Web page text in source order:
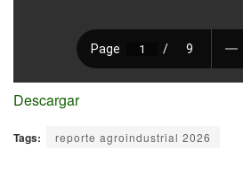
Descargar
Tags: reporte agroindustrial 2026